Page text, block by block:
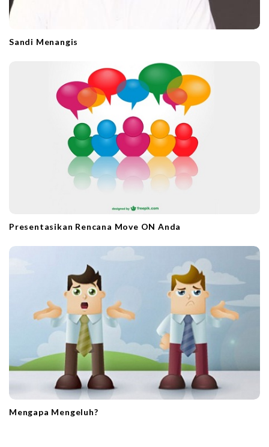
Sandi Menangis
Presentasikan Rencana Move ON Anda
Mengapa Mengeluh?